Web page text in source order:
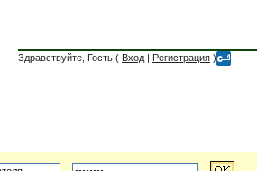
Здравствуйте, Гость ( Вход | Регистрация )